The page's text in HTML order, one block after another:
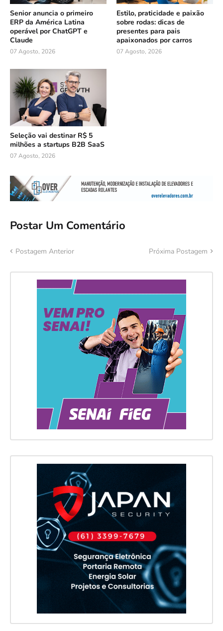
Senior anuncia o primeiro
ERP da América Latina
operável por ChatGPT e
Claude
07 Agosto, 2026
Estilo, praticidade e paixão
sobre rodas: dicas de
presentes para pais
apaixonados por carros
07 Agosto, 2026
Seleção vai destinar R$ 5
milhões a startups B2B SaaS
07 Agosto, 2026
Postar Um Comentário
Postagem Anterior Próxima Postagem